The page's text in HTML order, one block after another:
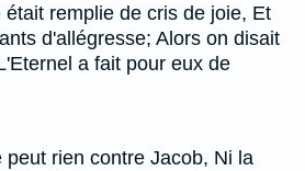
remplie de cris de joie, Et
d'allégresse; Alors on disait
a fait pour eux de
peut rien contre Jacob, Ni la